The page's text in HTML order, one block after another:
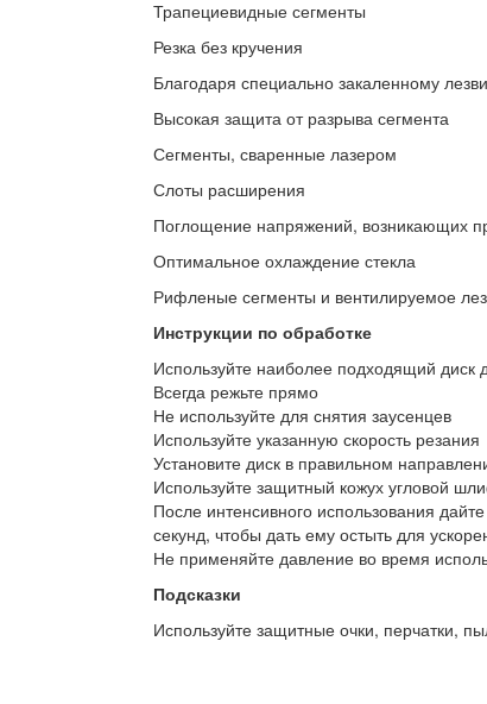
Трапециевидные сегменты
Резка без кручения
Благодаря специально закаленному
Высокая защита от разрыва сегмента
Сегменты, сваренные лазером
Слоты расширения
Поглощение напряжений, возникающих
Оптимальное охлаждение стекла
Рифленые сегменты и вентилируемое
Инструкции по обработке
Используйте наиболее подходящий диск
Всегда режьте прямо
Не используйте для снятия заусенцев
Используйте указанную скорость резания
Установите диск в правильном
Используйте защитный кожух угловой
После интенсивного использования
секунд, чтобы дать ему остыть для
Не применяйте давление во время
Подсказки
Используйте защитные очки, перчатки,